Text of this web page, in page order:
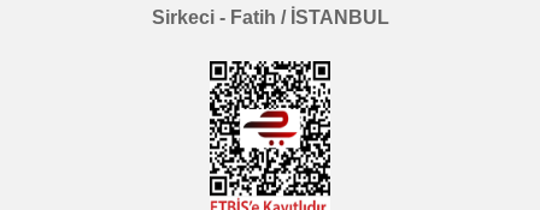
Sirkeci - Fatih / İSTANBUL